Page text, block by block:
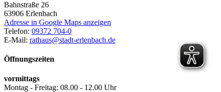
Bahnstraße 26
63906 Erlenbach
Adresse in Google Maps anzeigen
Telefon: 09372 704-0
E-Mail: rathaus@stadt-erlenbach.de
Öffnungszeiten
vormittags
Montag - Freitag: 08.00 - 12.00 Uhr